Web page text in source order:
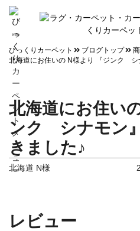
info
びっくりカーペット ブログトップ
北海道にお住いの N様より 『ジンク シ
北海道にお住い
ンク シナモン
きました♪
北海道 N様
レビュー